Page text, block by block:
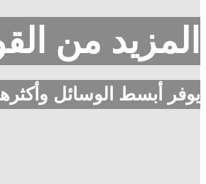
المزيد من
يوفر أبسط الوسائل